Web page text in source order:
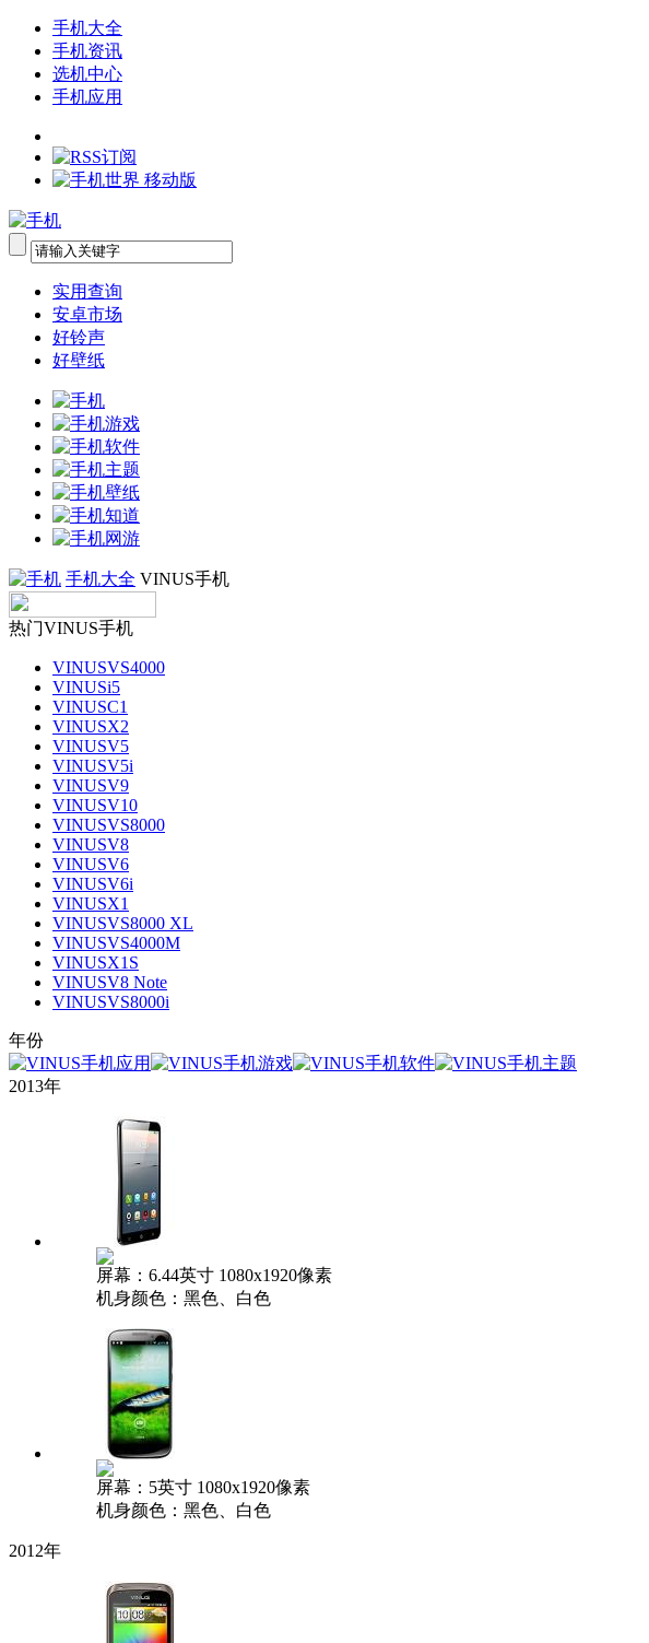
手机大全
手机资讯
选机中心
手机应用
实用查询
安卓市场
好铃声
好壁纸
手机大全 VINUS手机
热门VINUS手机
VINUSVS4000
VINUSi5
VINUSC1
VINUSX2
VINUSV5
VINUSV5i
VINUSV9
VINUSV10
VINUSVS8000
VINUSV8
VINUSV6
VINUSV6i
VINUSX1
VINUSVS8000 XL
VINUSVS4000M
VINUSX1S
VINUSV8 Note
VINUSVS8000i
年份
2013年
屏幕：6.44英寸 1080x1920像素
机身颜色：黑色、白色
屏幕：5英寸 1080x1920像素
机身颜色：黑色、白色
2012年